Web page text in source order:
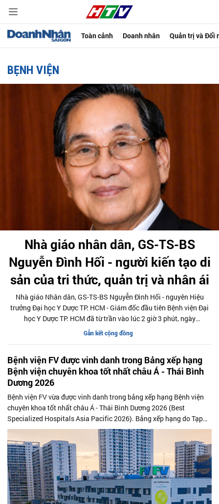
Toàn cảnh Doanh nhân Quản trị và Đổi
BẸNH VIỆN
Nhà giáo nhân dân, GS-TS-BS
Nguyễn Đình Hối - người kiến tạo di
sản của tri thức, quản trị và nhân ái
Nhà giáo Nhân dân, GS-TS-BS Nguyễn Đình Hối - nguyên Hiệu
trưởng Đại học Y Dược TP. HCM - Giám đốc đầu tiên Bệnh viện Đại
học Y Dược TP. HCM đã từ trần vào lúc 2 giờ 3 phút, ngày
29/6/2026 , hưởng thọ 92 tuổi. Sự ra đi của Ông là mất mát lớn đối
với ngành Y tế Việt Nam, Đại học Y Dược TP.HCM, Bệnh viện Đại
người bệnh.
Gắn kết cộng đồng
Bệnh viện FV được vinh danh trong Bảng xếp hạng
Bệnh viện chuyên khoa tốt nhất châu Á - Thái Bình
Dương 2026
Bệnh viện FV vừa được vinh danh trong bảng xếp hạng Bệnh viện
chuyên khoa tốt nhất châu Á - Thái Bình Dương 2026 (Best
Specialized Hospitals Asia Pacific 2026). Bảng xếp hạng do Tạp
chí Newsweek của Mỹ và Công ty nghiên cứu dữ liệu Statista thực
hiện và công bố vào tối 17/6. Đây là lần đầu tiên Việt Nam được
đưa vào hệ thống đánh giá này, phản ánh sự hiện diện ngày càng rõ
nét của y tế Việt Nam trong các bảng xếp hạng chuyên khoa quốc
tế.